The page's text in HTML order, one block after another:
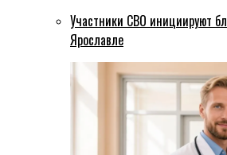
Участники СВО инициируют
Ярославле